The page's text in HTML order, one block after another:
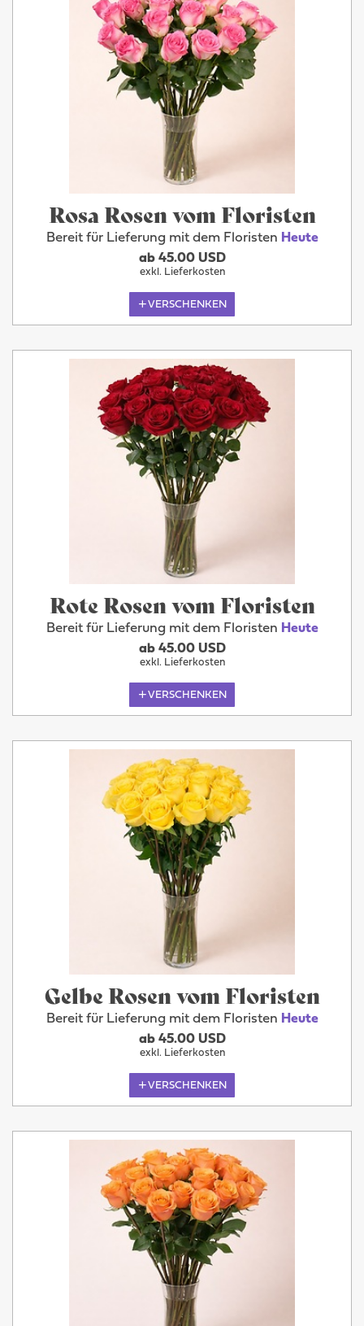
Rosa Rosen vom Floristen
Bereit für Lieferung mit dem Floristen Heute
ab 45.00 USD
exkl. Lieferkosten
VERSCHENKEN
Rote Rosen vom Floristen
Bereit für Lieferung mit dem Floristen Heute
ab 45.00 USD
exkl. Lieferkosten
VERSCHENKEN
Gelbe Rosen vom Floristen
Bereit für Lieferung mit dem Floristen Heute
ab 45.00 USD
exkl. Lieferkosten
VERSCHENKEN